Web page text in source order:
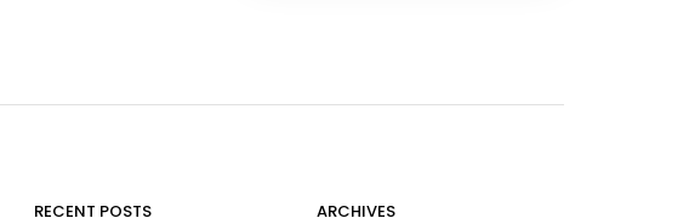
RECENT POSTS ARCHIVES